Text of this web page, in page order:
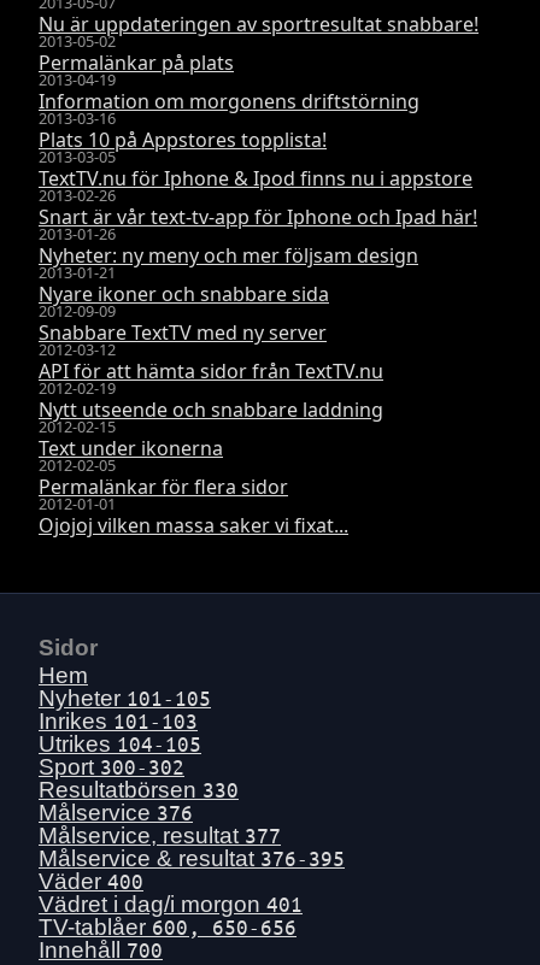
Nu är uppdateringen av sportresultat snabbare!
2013-05-02
Permalänkar på plats
2013-04-19
Information om morgonens driftstörning
2013-03-16
Plats 10 på Appstores topplista!
2013-03-05
TextTV.nu för Iphone & Ipod finns nu i appstore
2013-02-26
Snart är vår text-tv-app för Iphone och Ipad här!
2013-01-26
Nyheter: ny meny och mer följsam design
2013-01-21
Nyare ikoner och snabbare sida
2012-09-09
Snabbare TextTV med ny server
2012-03-12
API för att hämta sidor från TextTV.nu
2012-02-19
Nytt utseende och snabbare laddning
2012-02-15
Text under ikonerna
2012-02-05
Permalänkar för flera sidor
2012-01-01
Ojojoj vilken massa saker vi fixat...
Sidor
Hem
Nyheter 101-105
Inrikes 101-103
Utrikes 104-105
Sport 300-302
Resultatbörsen 330
Målservice 376
Målservice, resultat 377
Målservice & resultat 376-395
Väder 400
Vädret i dag/i morgon 401
TV-tablåer 600, 650-656
Innehåll 700